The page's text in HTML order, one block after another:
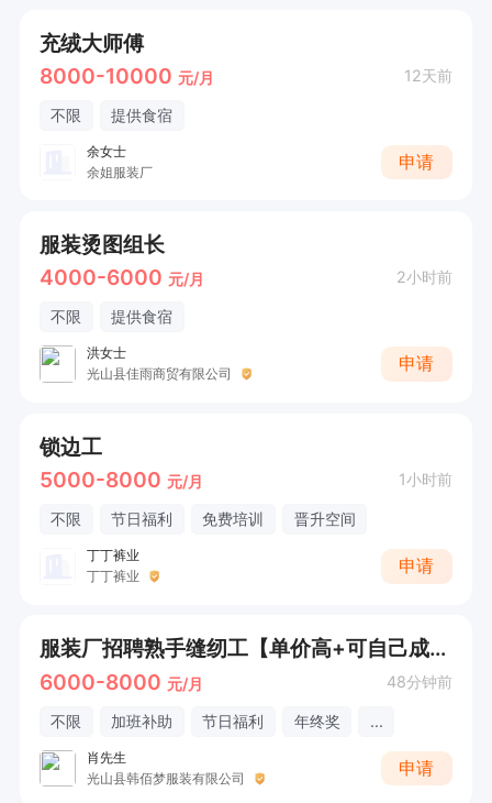
充绒大师傅
8000-10000 元/月 12天前
不限 提供食宿
余女士
余姐服装厂
申请
服装烫图组长
4000-6000 元/月 2小时前
不限 提供食宿
洪女士
光山县佳雨商贸有限公司
申请
锁边工
5000-8000 元/月 1小时前
不限 节日福利 免费培训 晋升空间
丁丁裤业
丁丁裤业
申请
服装厂招聘熟手缝纫工【单价高+可自己成件】
6000-8000 元/月 48分钟前
不限 加班补助 节日福利 年终奖 ...
肖先生
光山县韩佰梦服装有限公司
申请